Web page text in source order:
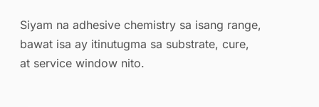
Siyam na adhesive chemistry sa isang range,
bawat isa ay itinutugma sa substrate, cure,
at service window nito.